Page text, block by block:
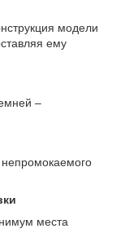
модели
ему
–
непромокаемого
места